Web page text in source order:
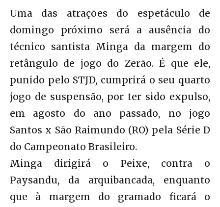
Uma das atrações do espetáculo de
domingo próximo será a ausência do
técnico santista Minga da margem do
retângulo de jogo do Zerão. É que ele,
punido pelo STJD, cumprirá o seu quarto
jogo de suspensão, por ter sido expulso,
em agosto do ano passado, no jogo
Santos x São Raimundo (RO) pela Série D
do Campeonato Brasileiro.
Minga dirigirá o Peixe, contra o
Paysandu, da arquibancada, enquanto
que à margem do gramado ficará o